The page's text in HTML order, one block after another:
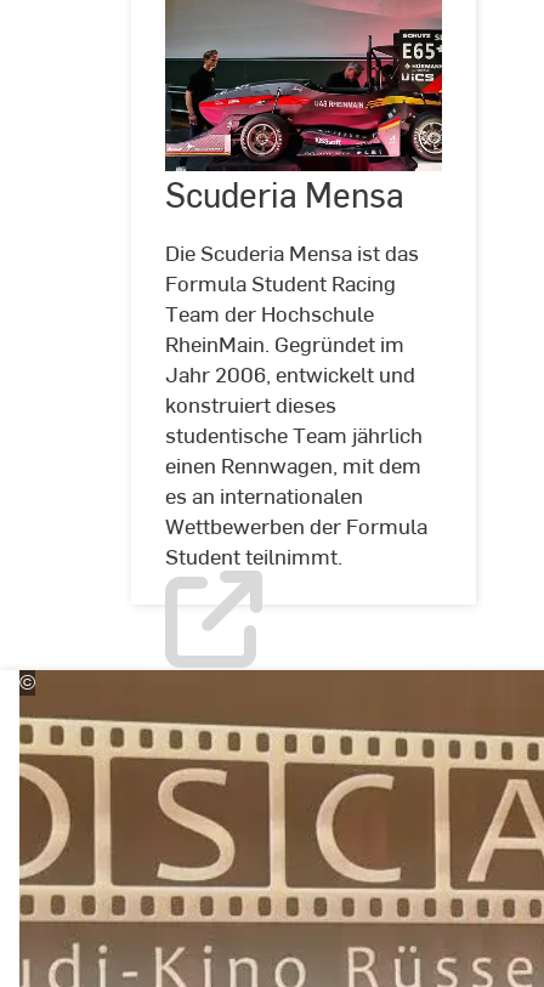
©
Hochschulkommunikation
|
RheinMain
Scuderia Mensa
Die Scuderia Mensa ist das
Formula Student Racing
Team der Hochschule
RheinMain. Gegründet im
Jahr 2006, entwickelt und
konstruiert dieses
studentische Team jährlich
einen Rennwagen, mit dem
es an internationalen
Wettbewerben der Formula
Student teilnimmt.
Scuderia
Mensa
©
Hochschule